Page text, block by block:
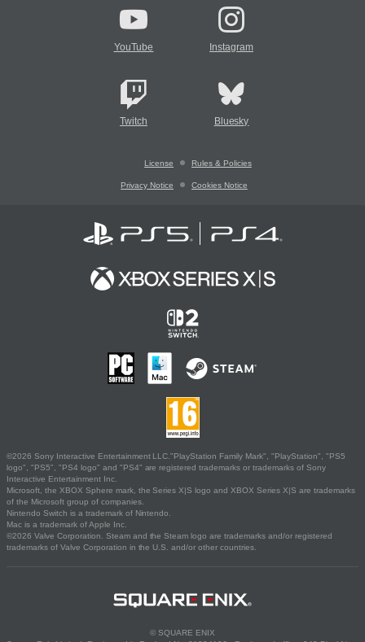
YouTube Instagram
Twitch Bluesky
License Rules & Policies
Privacy Notice Cookies Notice
©2026 Sony Interactive Entertainment LLC."PlayStation Family Mark", "PlayStation", "PS5
logo", "PS5", "PS4 logo" and "PS4" are registered trademarks or trademarks of Sony
Interactive Entertainment Inc.
Microsoft, the XBOX Sphere mark, the Series X|S logo and XBOX Series X|S are trademarks
of the Microsoft group of companies.
Nintendo Switch is a trademark of Nintendo.
Mac is a trademark of Apple Inc.
©2026 Valve Corporation. Steam and the Steam logo are trademarks and/or registered
trademarks of Valve Corporation in the U.S. and/or other countries.
© SQUARE ENIX